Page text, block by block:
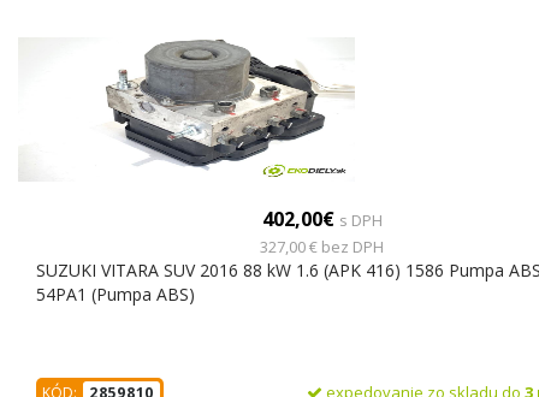
402,00€ s DPH
327,00 € bez DPH
SUZUKI VITARA SUV 2016 88 kW 1.6 (APK 416) 1586 Pumpa
54PA1 (Pumpa ABS)
KÓD: 2859810 expedovanie zo skladu do 3